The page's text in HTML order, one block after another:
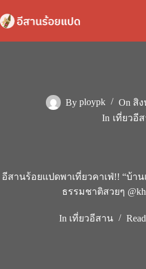
to
content
By ploypk On สิง
In เที่ยวอี
อีสานร้อยแปดพาเที่ยวคาเฟ่!! “บ้า
ธรรมชาติสวยๆ
In เที่ยวอีสาน